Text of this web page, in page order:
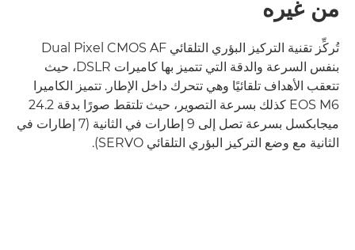
من غيره
تُركِّز تقنية التركيز البؤري التلقائي Dual Pixel CMOS AF
بنفس السرعة والدقة التي تتميز بها كاميرات DSLR، حيث
تتعقب الأهداف تلقائيًا وهي تتحرك داخل الإطار. تتميز الكاميرا
EOS M6 كذلك بسرعة التصوير، حيث تلتقط صورًا بدقة 24.2
ميجابكسل بسرعة تصل إلى 9 إطارات في الثانية (7 إطارات في
الثانية مع وضع التركيز البؤري التلقائي SERVO).